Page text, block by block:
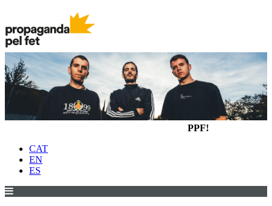
PPF!
CAT
EN
ES